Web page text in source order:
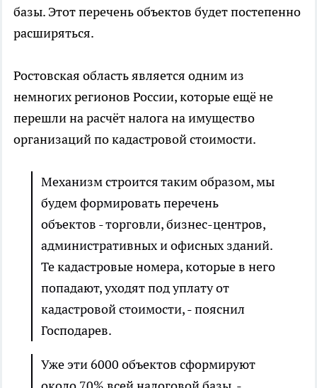
базы. Этот перечень объектов будет постепенно
расширяться.
Ростовская область является одним из
немногих регионов России, которые ещё не
перешли на расчёт налога на имущество
организаций по кадастровой стоимости.
Механизм строится таким образом, мы
будем формировать перечень
объектов - торговли, бизнес-центров,
административных и офисных зданий.
Те кадастровые номера, которые в него
попадают, уходят под уплату от
кадастровой стоимости, - пояснил
Господарев.
Уже эти 6000 объектов сформируют